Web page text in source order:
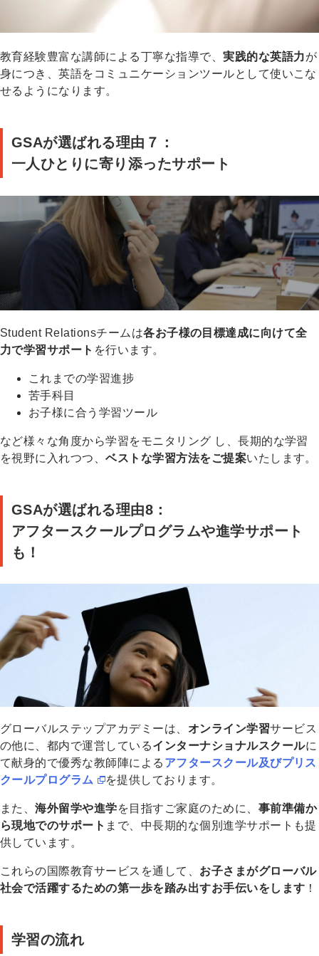
教育経験豊富な講師による丁寧な指導で、実践的な英語力が
身につき、英語をコミュニケーションツールとして使いこな
せるようになります。
GSAが選ばれる理由７：
一人ひとりに寄り添ったサポート
Student Relationsチームは各お子様の目標達成に向けて全
力で学習サポート を行います。
これまでの学習進捗
苦手科目
お子様に合う学習ツール
など様々な角度から学習をモニタリング し、長期的な学習
を視野に入れつつ、ベストな学習方法をご提案いたします。
GSAが選ばれる理由8：
アフタースクールプログラムや進学サポート
も！
グローバルステップアカデミーは、 オンライン学習サービス
の他に、都内で運営しているインターナショナルスクールに
て献身的で優秀な教師陣による アフタースクール及びプリス
クールプログラム
を提供しております。
また、海外留学や進学を目指すご家庭のために、 事前準備か
ら現地でのサポート まで、中長期的な個別進学サポートも提
供しています。
これらの国際教育サービスを通して、 お子さまがグローバル
社会で活躍するための第一歩を踏み出すお手伝いをします ！
学習の流れ